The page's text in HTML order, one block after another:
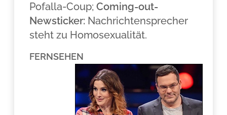
Pofalla-Coup;Coming-out-
Newsticker: Nachrichtensprecher
steht zu Homosexualität.
FERNSEHEN